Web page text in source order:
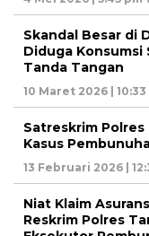
Skandal Besar di
Diduga Konsumsi
Tanda Tangan
10 Maret 2026 |
Satreskrim
Kasus
13 Februari 2026 |
Niat Klaim
Reskrim Polres